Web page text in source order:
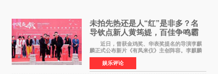
未拍先热还是人“红”是非多？名
导钦点新人黄筠媞，百佳争鸣霸
气回应
近日，曾获金鸡奖、华表奖提名的导演李麒
麟正式公布新片《有凤来仪》主创阵容。李麒麟
早年凭电影《华容道》获得金鸡奖、华表奖提
名，此后长期参与国内外电影制作，其担任制片
人参与的作品亦曾
娱乐评论